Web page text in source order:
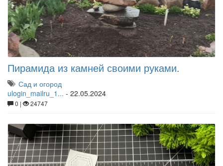
Пирамида из камней своими руками.
Сад и огород
ulogin_mailru_1... - 22.05.2024
0 | 24747